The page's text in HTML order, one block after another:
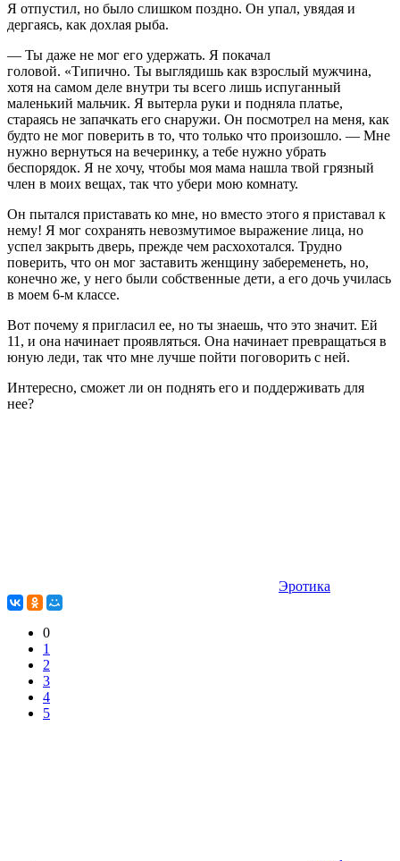
Я отпустил, но было слишком поздно. Он упал, увядая и
дергаясь, как дохлая рыба.
— Ты даже не мог его удержать. Я покачал
головой. «Типично. Ты выглядишь как взрослый мужчина,
хотя на самом деле внутри ты всего лишь испуганный
маленький мальчик. Я вытерла руки и подняла платье,
стараясь не запачкать его снаружи. Он посмотрел на меня, как
будто не мог поверить в то, что только что произошло. — Мне
нужно вернуться на вечеринку, а тебе нужно убрать
беспорядок. Я не хочу, чтобы моя мама нашла твой грязный
член в моих вещах, так что убери мою комнату.
Он пытался приставать ко мне, но вместо этого я приставал к
нему! Я мог сохранять невозмутимое выражение лица, но
успел закрыть дверь, прежде чем расхохотался. Трудно
поверить, что он мог заставить женщину забеременеть, но,
конечно же, у него были собственные дети, а его дочь училась
в моем 6-м классе.
Вот почему я пригласил ее, но ты знаешь, что это значит. Ей
11, и она начинает проявляться. Она начинает превращаться в
юную леди, так что мне лучше пойти поговорить с ней.
Интересно, сможет ли он поднять его и поддерживать для
нее?
Эротика
0
1
2
3
4
5